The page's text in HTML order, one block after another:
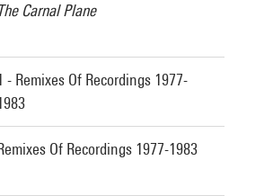
The Carnal Plane
- Remixes Of Recordings 1977-
Of Recordings 1977-1983